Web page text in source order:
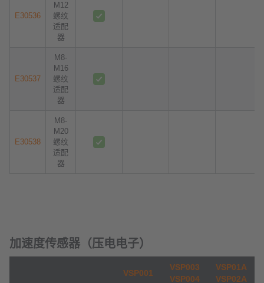
E30536
M12
螺纹
适配
器
E30537
M8-
M16
螺纹
适配
器
E30538
M8-
M20
螺纹
适配
器
加速度传感器（压电电子）
VSP001
VSP003
VSP004
VSP01A
VSP02A